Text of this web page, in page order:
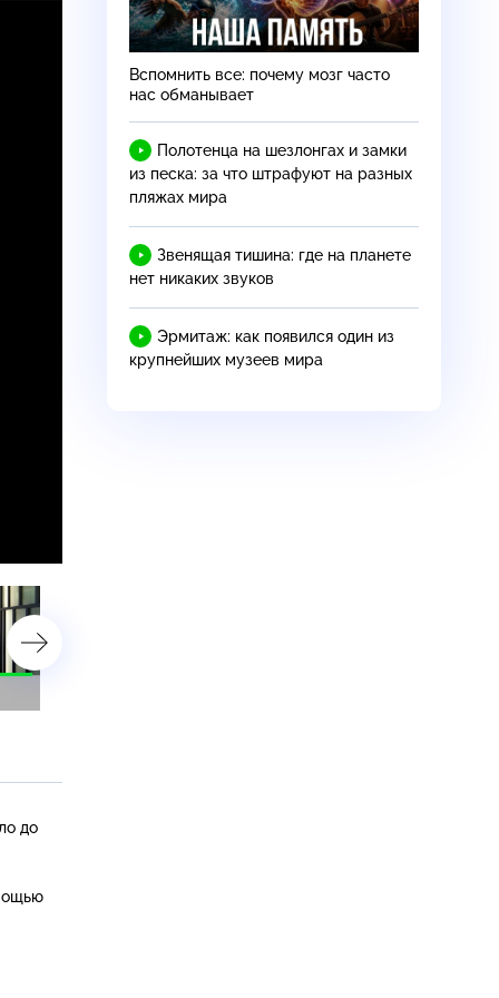
до
Вспомнить все: почему мозг часто
нас обманывает
Полотенца на шезлонгах и замки
из песка: за что штрафуют на разных
пляжах мира
Звенящая тишина: где на планете
нет никаких звуков
Эрмитаж: как появился один из
крупнейших музеев мира